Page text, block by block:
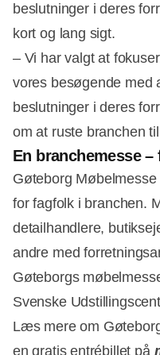
beslutninger i deres
kort og lang sigt.
– Vi har valgt at
vores besøgende med
beslutninger i deres
om at ruste branchen
En branchemesse
Gøteborg
for fagfolk i branchen.
detailhandlere,
andre med
Gøteborgs
Svenske
Læs mere om
en gratis entrébillet på